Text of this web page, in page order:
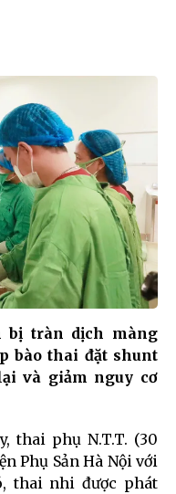
bị tràn dịch màng
bào thai đặt shunt
và giảm nguy cơ
thai phụ N.T.T. (30
Phụ Sản Hà Nội với
thai nhi được phát